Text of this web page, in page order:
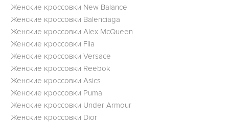
Женские кроссовки New Balance
Женские кроссовки Balenciaga
Женские кроссовки Alex McQueen
Женские кроссовки Fila
Женские кроссовки Versace
Женские кроссовки Reebok
Женские кроссовки Asics
Женские кроссовки Puma
Женские кроссовки Under Armour
Женские кроссовки Dior